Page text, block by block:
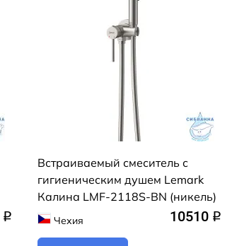
q
Встраиваемый смеситель с
гигиеническим душем Lemark
Калина LMF-2118S-BN (никель)
Чехия 10510 q